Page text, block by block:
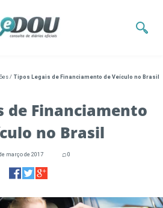
/ Tipos Legais de Financiamento de Veículo no Brasil
de Financiamento
no Brasil
março de 2017 0